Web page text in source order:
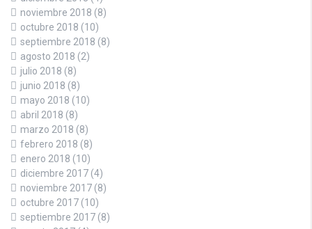
noviembre 2018 (8)
octubre 2018 (10)
septiembre 2018 (8)
agosto 2018 (2)
julio 2018 (8)
junio 2018 (8)
mayo 2018 (10)
abril 2018 (8)
marzo 2018 (8)
febrero 2018 (8)
enero 2018 (10)
diciembre 2017 (4)
noviembre 2017 (8)
octubre 2017 (10)
septiembre 2017 (8)